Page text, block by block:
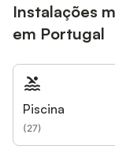
Instalações
em Portugal
Piscina
(27)